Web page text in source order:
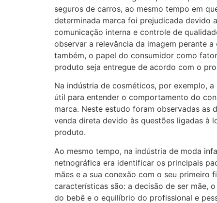
seguros de carros, ao mesmo tempo em
determinada marca foi prejudicada devido
comunicação interna e controle de
observar a relevância da imagem perante
também, o papel do consumidor como
produto seja entregue de acordo com o
Na indústria de cosméticos, por exemplo,
útil para entender o comportamento do
marca. Neste estudo foram observadas as
venda direta devido às questões ligadas à
produto.
Ao mesmo tempo, na indústria de moda
netnográfica era identificar os principais
mães e a sua conexão com o seu primeiro
características são: a decisão de ser mãe,
do bebê e o equilíbrio do profissional e